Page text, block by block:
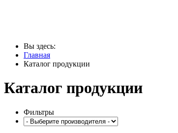
Вы здесь:
Главная
Каталог продукции
Каталог продукции
Фильтры